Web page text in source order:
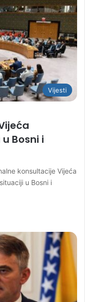
Vijesti
Bosni i
konsultacije Vijeća
u Bosni i